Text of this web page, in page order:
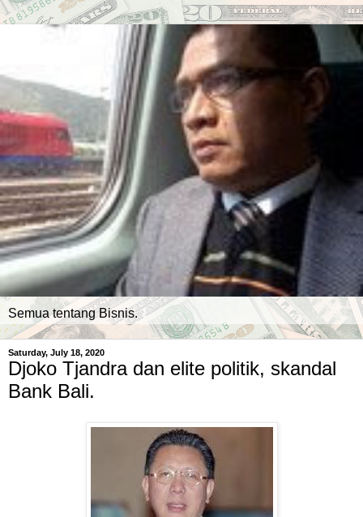
Semua tentang Bisnis.
Saturday, July 18, 2020
Djoko Tjandra dan elite politik, skandal
Bank Bali.